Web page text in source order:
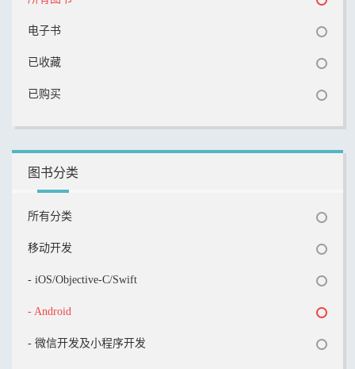
电子书
已收藏
已购买
图书分类
所有分类
移动开发
- iOS/Objective-C/Swift
- Android
- 微信开发及小程序开发